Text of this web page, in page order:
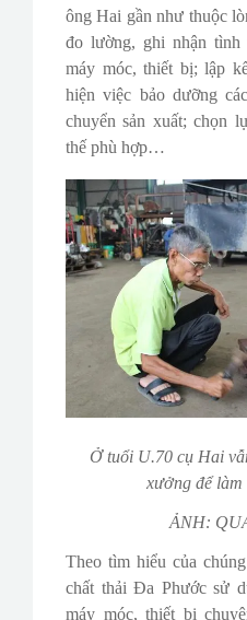
ông Hai gần như thuộc
đo lường, ghi nhận tình
máy móc, thiết bị; lập
hiện việc bảo dưỡng
chuyển sản xuất; chọn
thế phù hợp…
Ở tuổi U.70 cụ Hai
xưởng để làm
ẢNH:
Theo tìm hiểu của
chất thải Đa Phước sử
máy móc, thiết bị